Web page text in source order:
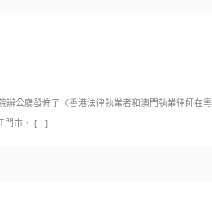
公廳發佈了《香港法律執業者和澳門執業律師
門市、 […]